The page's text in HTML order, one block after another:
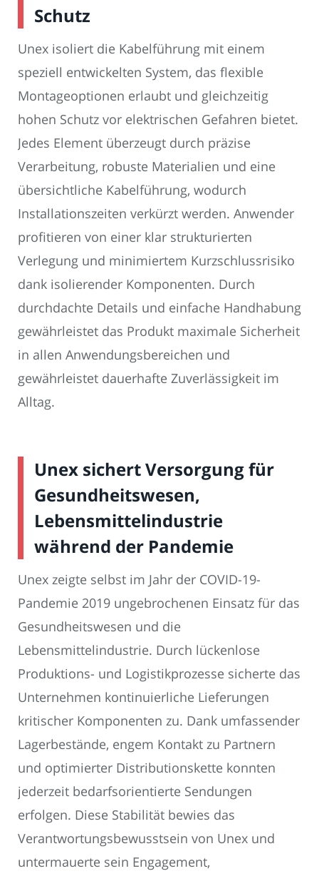
Schutz
Unex isoliert die Kabelführung mit einem
speziell entwickelten System, das flexible
Montageoptionen erlaubt und gleichzeitig
hohen Schutz vor elektrischen Gefahren bietet.
Jedes Element überzeugt durch präzise
Verarbeitung, robuste Materialien und eine
übersichtliche Kabelführung, wodurch
Installationszeiten verkürzt werden. Anwender
profitieren von einer klar strukturierten
Verlegung und minimiertem Kurzschlussrisiko
dank isolierender Komponenten. Durch
durchdachte Details und einfache Handhabung
gewährleistet das Produkt maximale Sicherheit
in allen Anwendungsbereichen und
gewährleistet dauerhafte Zuverlässigkeit im
Alltag.
Unex sichert Versorgung für
Gesundheitswesen,
Lebensmittelindustrie
während der Pandemie
Unex zeigte selbst im Jahr der COVID-19-
Pandemie 2019 ungebrochenen Einsatz für das
Gesundheitswesen und die
Lebensmittelindustrie. Durch lückenlose
Produktions- und Logistikprozesse sicherte das
Unternehmen kontinuierliche Lieferungen
kritischer Komponenten zu. Dank umfassender
Lagerbestände, engem Kontakt zu Partnern
und optimierter Distributionskette konnten
jederzeit bedarfsorientierte Sendungen
erfolgen. Diese Stabilität bewies das
Verantwortungsbewusstsein von Unex und
untermauerte sein Engagement,